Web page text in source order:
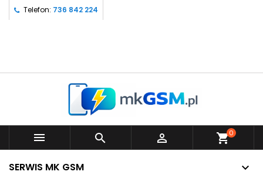
Telefon: 736 842 224
   shopping_cart0
SERWIS MK GSM